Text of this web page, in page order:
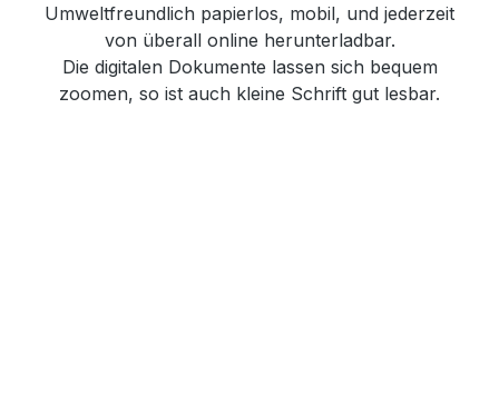
Umweltfreundlich papierlos, mobil, und jederzeit
von überall online herunterladbar.
Die digitalen Dokumente lassen sich bequem
zoomen, so ist auch kleine Schrift gut lesbar.